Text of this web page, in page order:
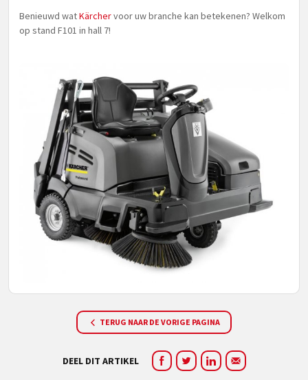
Benieuwd watKärchervoor uw branche kan betekenen? Welkom
op stand F101 in hall 7!
TERUG NAAR DE VORIGE PAGINA
DEEL DIT ARTIKEL